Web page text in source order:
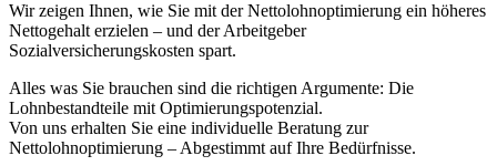
Wir zeigen Ihnen, wie Sie mit der Nettolohnoptimierung ein höheres
Nettogehalt erzielen – und der Arbeitgeber
Sozialversicherungskosten spart.
Alles was Sie brauchen sind die richtigen Argumente: Die
Lohnbestandteile mit Optimierungspotenzial.
Von uns erhalten Sie eine individuelle Beratung zur
Nettolohnoptimierung – Abgestimmt auf Ihre Bedürfnisse.